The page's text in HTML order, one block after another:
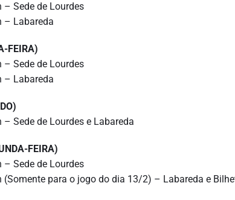
– Sede de Lourdes
– Labareda
FEIRA)
– Sede de Lourdes
– Labareda
– Sede de Lourdes e Labareda
FEIRA)
– Sede de Lourdes
(Somente para o jogo do dia 13/2) – Labareda e